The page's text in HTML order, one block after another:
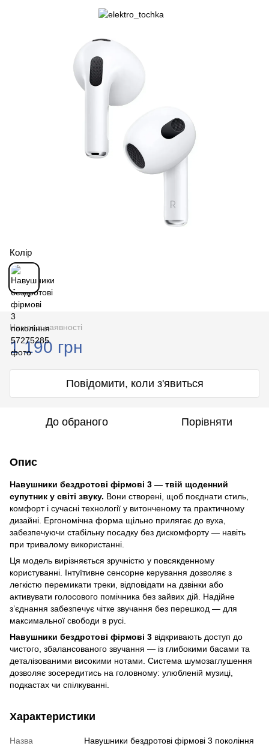
Колір
Немає в наявності
1 190 грн
Повідомити, коли з'явиться
До обраного Порівняти
Опис
Навушники бездротові фірмові 3 — твій щоденний
супутник у світі звуку. Вони створені, щоб поєднати стиль,
комфорт і сучасні технології у витонченому та практичному
дизайні. Ергономічна форма щільно прилягає до вуха,
забезпечуючи стабільну посадку без дискомфорту — навіть
при тривалому використанні.
Ця модель вирізняється зручністю у повсякденному
користуванні. Інтуїтивне сенсорне керування дозволяє з
легкістю перемикати треки, відповідати на дзвінки або
активувати голосового помічника без зайвих дій. Надійне
з’єднання забезпечує чітке звучання без перешкод — для
максимальної свободи в русі.
Навушники бездротові фірмові 3 відкривають доступ до
чистого, збалансованого звучання — із глибокими басами та
деталізованими високими нотами. Система шумозаглушення
дозволяє зосередитись на головному: улюбленій музиці,
подкастах чи спілкуванні.
Характеристики
Назва
Навушники бездротові фірмові 3 покоління